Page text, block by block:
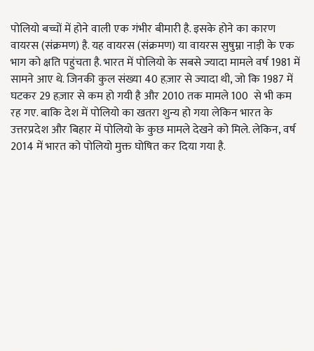
पोलियो बच्चों में होने वाली एक गंभीर बीमारी है. इसके होने का कारण
वायरस (संक्रमण) है. यह वायरस (संक्रमण) या वायरस सुषुम्ना नाड़ी के एक
भाग को क्षति पहुंचता है. भारत में पोलियो के सबसे ज्यादा मामले वर्ष 1981 में
सामने आए थे. जिनकी कुल संख्या 40 हज़ार से ज्यादा थी, जो कि 1987 में
घटकर 29 हज़ार से कम हो गयी है और 2010 तक मामले 100 से भी कम
रह गए. बाकि देश में पोलियो का खतरा शुन्य हो गया लेकिन भारत के
उत्तरप्रदेश और बिहार में पोलियो के कुछ मामले देखने को मिले. लेकिन, वर्ष
2014 में भारत को पोलियो मुक्त घोषित कर दिया गया है.